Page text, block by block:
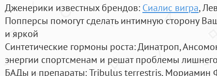
Дженерики известных брендов: Сиалис вигра,
Попперсы помогут сделать интимную сторону
и яркой
Синтетические гормоны роста: Динатроп,
энергии спортсменам и решат проблемы
БАДы и препараты:Tribulus terrestris, Мориамин